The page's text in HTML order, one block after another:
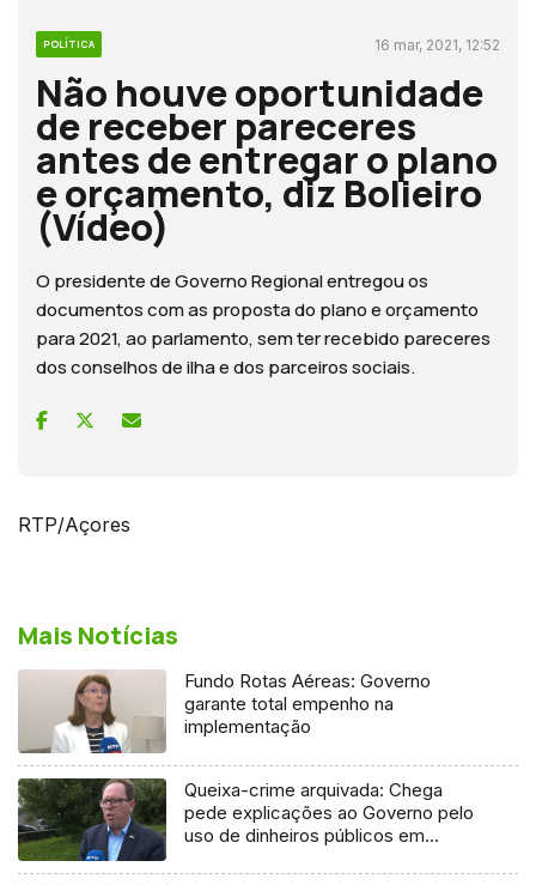
POLÍTICA 16 mar, 2021, 12:52
Não houve oportunidade
de receber pareceres
antes de entregar o plano
e orçamento, diz Bolieiro
(Vídeo)
O presidente de Governo Regional entregou os
documentos com as proposta do plano e orçamento
para 2021, ao parlamento, sem ter recebido pareceres
dos conselhos de ilha e dos parceiros sociais.
RTP/Açores
Mais Notícias
Fundo Rotas Aéreas: Governo
garante total empenho na
implementação
Queixa-crime arquivada: Chega
pede explicações ao Governo pelo
uso de dinheiros públicos em